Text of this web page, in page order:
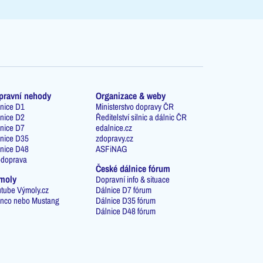
nehody
D1
D2
D7
D35
D48
Výmoly.cz
nebo Mustang
Organizace & weby
Ministerstvo dopravy ČR
Ředitelství silnic a dálnic ČR
edalnice.cz
zdopravy.cz
ASFiNAG
České dálnice fórum
Dopravní info & situace
Dálnice D7 fórum
Dálnice D35 fórum
Dálnice D48 fórum